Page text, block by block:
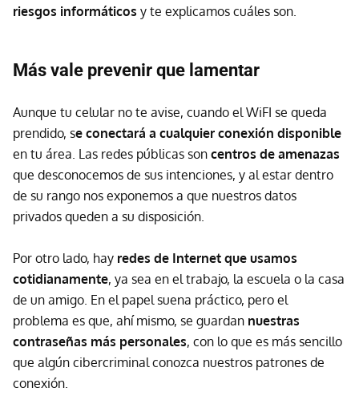
riesgos informáticos y te explicamos cuáles son.
Más vale prevenir que lamentar
Aunque tu celular no te avise, cuando el WiFI se queda
prendido, se conectará a cualquier conexión disponible
en tu área. Las redes públicas son centros de amenazas
que desconocemos de sus intenciones, y al estar dentro
de su rango nos exponemos a que nuestros datos
privados queden a su disposición.
Por otro lado, hay redes de Internet que usamos
cotidianamente, ya sea en el trabajo, la escuela o la casa
de un amigo. En el papel suena práctico, pero el
problema es que, ahí mismo, se guardan nuestras
contraseñas más personales, con lo que es más sencillo
que algún cibercriminal conozca nuestros patrones de
conexión.